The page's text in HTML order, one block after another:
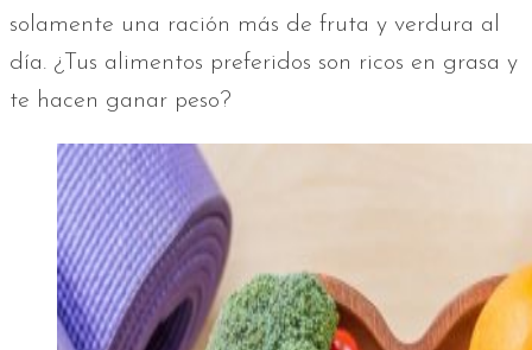
solamente una ración más de fruta y verdura al
día. ¿Tus alimentos preferidos son ricos en grasa y
te hacen ganar peso?